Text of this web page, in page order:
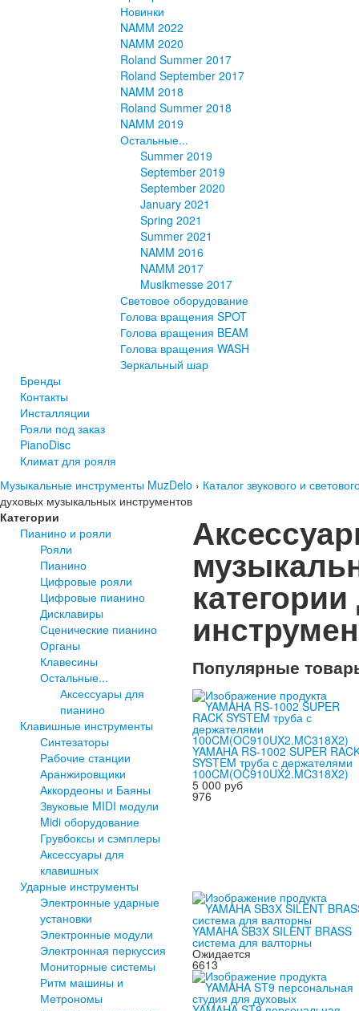
Новинки
NAMM 2022
NAMM 2020
Roland Summer 2017
Roland September 2017
NAMM 2018
Roland Summer 2018
NAMM 2019
Остальные...
Summer 2019
September 2019
September 2020
January 2021
Spring 2021
Summer 2021
NAMM 2016
NAMM 2017
Musikmesse 2017
Световое оборудование
Голова вращения SPOT
Голова вращения BEAM
Голова вращения WASH
Зеркальный шар
Бренды
Контакты
Инсталляции
Рояли под заказ
PianoDisc
Климат для рояля
Музыкальные инструменты MuzDelo › Каталог звукового и
духовых музыкальных инструментов
Категории
Пианино и рояли
Рояли
Пианино
Цифровые рояли
Цифровые пианино
Дисклавиры
Сценические пианино
Органы
Клавесины
Остальные...
Аксессуары для
пианино
Клавишные инструменты
Синтезаторы
Рабочие станции
Аранжировщики
Аккордеоны и Баяны
Звуковые MIDI модули
Midi оборудование
Грувбоксы и сэмплеры
Аксессуары для
клавишных
Ударные инструменты
Электронные ударные
установки
Электронные модули
Электронная перкуссия
Мониторные системы
Ритм машины и
Метрономы
Популярные
YAMAHA RS-1002 SUPER
SYSTEM труба с держателями
100CM(OC910UX2.MC318X2)
5 000 руб
976
YAMAHA SB3X SILENT BRASS
система для валторны
Ожидается
6613